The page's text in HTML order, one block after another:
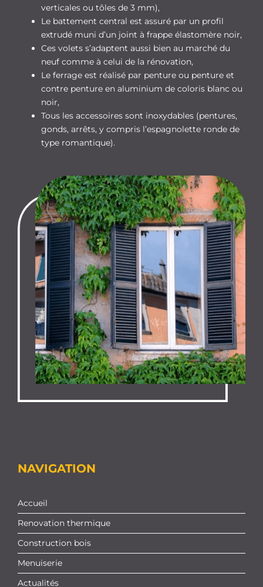
verticales ou tôles de 3 mm),
Le battement central est assuré par un profil
extrudé muni d’un joint à frappe élastomère noir,
Ces volets s’adaptent aussi bien au marché du
neuf comme à celui de la rénovation,
Le ferrage est réalisé par penture ou penture et
contre penture en aluminium de coloris blanc ou
noir,
Tous les accessoires sont inoxydables (pentures,
gonds, arrêts, y compris l’espagnolette ronde de
type romantique).
NAVIGATION
Accueil
Renovation thermique
Construction bois
Menuiserie
Actualités